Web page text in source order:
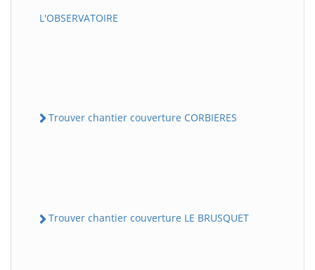
L'OBSERVATOIRE
Trouver chantier couverture CORBIERES
Trouver chantier couverture LE BRUSQUET